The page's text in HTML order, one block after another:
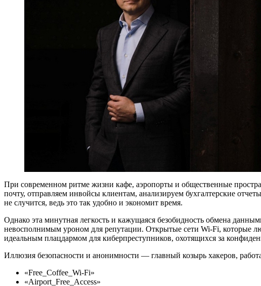
При современном ритме жизни кафе, аэропорты и общественные
почту, отправляем инвойсы клиентам, анализируем бухгалтерские
не случится, ведь это так удобно и экономит время.
Однако эта минутная легкость и кажущаяся безобидность обмена
невосполнимым уроном для репутации. Открытые сети Wi-Fi, которые
идеальным плацдармом для киберпреступников, охотящихся за
Иллюзия безопасности и анонимности — главный козырь хакеров,
«Free_Coffee_Wi-Fi»
«Airport_Free_Access»